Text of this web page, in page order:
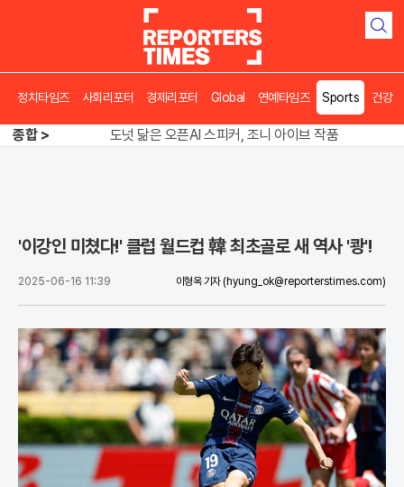
검
정치타임즈 사회리포터 경제리포터 Global 연예타임즈 Sports 건강
종합 >
송영길 인천서 반전 노려, 2주차 경선 요동
도넛 닮은 오픈AI 스피커, 조니 아이브 작품
아파트 방에서 들린 쉭쉭 소리‥코브라였다
'이강인 미쳤다!' 클럽 월드컵 韓 최초골로 새 역사 '쾅'!
2025-06-16 11:39 이형옥 기자 (hyung_ok@reporterstimes.com)